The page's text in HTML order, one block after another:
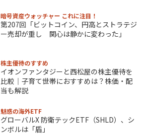
暗号資産ウォッチャー これに注目！
第207回「ビットコイン、円高とストラテジ
ー売却が重し 関心は静かに変わった」
株主優待のすすめ
イオンファンタジーと西松屋の株主優待を
比較｜子育て世帯におすすめは？株価・配
当も解説
魅惑の海外ETF
グローバルX 防衛テックETF（SHLD）、シ
ンボルは「盾」